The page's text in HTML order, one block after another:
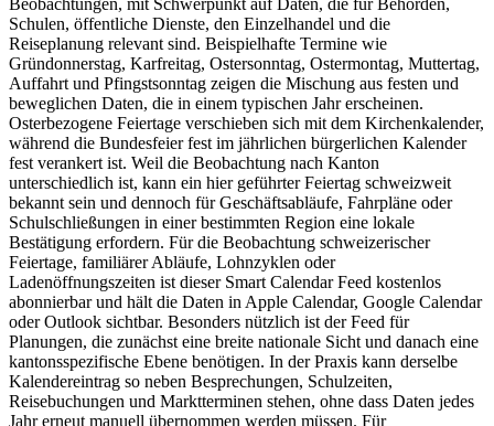
Beobachtungen, mit Schwerpunkt auf Daten, die für Behörden,
Schulen, öffentliche Dienste, den Einzelhandel und die
Reiseplanung relevant sind. Beispielhafte Termine wie
Gründonnerstag, Karfreitag, Ostersonntag, Ostermontag, Muttertag,
Auffahrt und Pfingstsonntag zeigen die Mischung aus festen und
beweglichen Daten, die in einem typischen Jahr erscheinen.
Osterbezogene Feiertage verschieben sich mit dem Kirchenkalender,
während die Bundesfeier fest im jährlichen bürgerlichen Kalender
fest verankert ist. Weil die Beobachtung nach Kanton
unterschiedlich ist, kann ein hier geführter Feiertag schweizweit
bekannt sein und dennoch für Geschäftsabläufe, Fahrpläne oder
Schulschließungen in einer bestimmten Region eine lokale
Bestätigung erfordern. Für die Beobachtung schweizerischer
Feiertage, familiärer Abläufe, Lohnzyklen oder
Ladenöffnungszeiten ist dieser Smart Calendar Feed kostenlos
abonnierbar und hält die Daten in Apple Calendar, Google Calendar
oder Outlook sichtbar. Besonders nützlich ist der Feed für
Planungen, die zunächst eine breite nationale Sicht und danach eine
kantonsspezifische Ebene benötigen. In der Praxis kann derselbe
Kalendereintrag so neben Besprechungen, Schulzeiten,
Reisebuchungen und Marktterminen stehen, ohne dass Daten jedes
Jahr erneut manuell übernommen werden müssen. Für